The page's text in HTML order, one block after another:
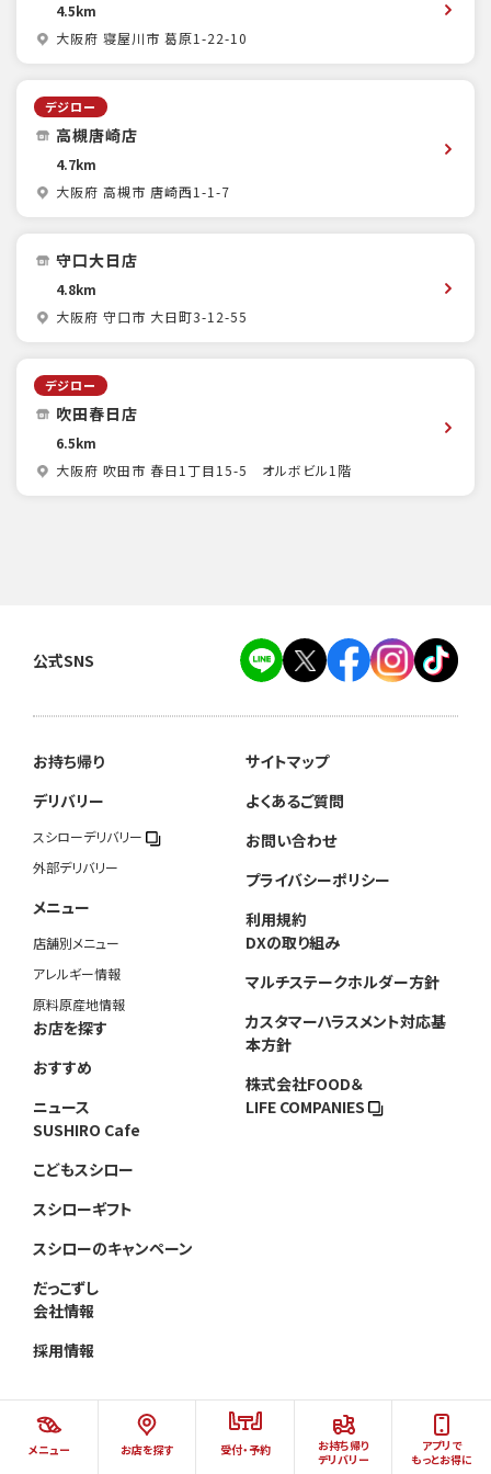
メニュー お店を探す 受付・予約
お持ち帰り
デリバリー
アプリで
もっとお得に
4.5km
大阪府 寝屋川市 葛原1-22-10
デジロー
高槻唐崎店
4.7km
大阪府 高槻市 唐崎西1-1-7
守口大日店
4.8km
大阪府 守口市 大日町3-12-55
デジロー
吹田春日店
6.5km
大阪府 吹田市 春日1丁目15-5 オルボビル1階
公式SNS
お持ち帰り
デリバリー
スシローデリバリー
外部デリバリー
メニュー
店舗別メニュー
アレルギー情報
原料原産地情報
お店を探す
おすすめ
ニュース
SUSHIRO Cafe
こどもスシロー
スシローギフト
スシローのキャンペーン
だっこずし
会社情報
採用情報
サイトマップ
よくあるご質問
お問い合わせ
プライバシーポリシー
利用規約
DXの取り組み
マルチステークホルダー方針
カスタマーハラスメント対応基
本方針
株式会社FOOD＆
LIFE COMPANIES
©AKINDO SUSHIRO CO.,LTD.ALL RIGHTS RESERVED.